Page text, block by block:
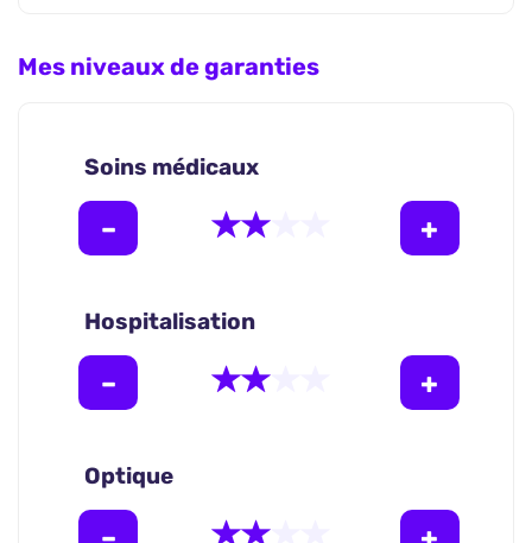
Mes niveaux de garanties
Soins médicaux
Hospitalisation
Optique